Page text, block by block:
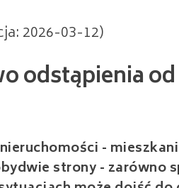
2026-03-12) od
-
strony - zarówno